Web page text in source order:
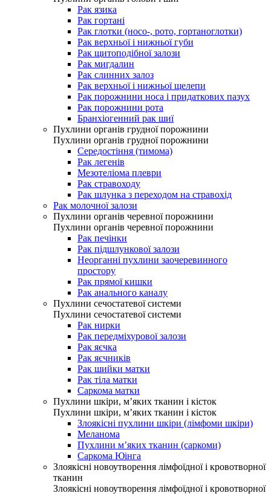
Рак язика
Рак гортані
Рак глотки (носо-, рото, гортаноглотки)
Рак верхньої і нижньої губи
Рак щитоподібної залози
Рак мигдалин
Рак слинних залоз
Рак верхньої і нижньої щелепи
Рак порожнини носа і придаткових пазух
Рак порожнини рота
Бранхіогенний рак шиї
Пухлини органів грудної порожнини
Пухлини органів грудної порожнини
Середостіння (тимома)
Рак легенів
Мезотеліома плеври
Рак стравоходу
Рак шлунка з переходом на стравохід
Рак молочної залози
Пухлини органів черевної порожнини
Пухлини органів черевної порожнини
Рак печінки
Рак підшлункової залози
Неорганні пухлини заочеревинного
простору
Рак прямої кишки
Рак анального каналу
Пухлини сечостатевої системи
Пухлини сечостатевої системи
Рак нирки
Рак передміхурової залози
Рак яєчка
Рак яєчників
Рак шийки матки
Рак тіла матки
Саркома матки
Пухлини шкіри, м’яких тканин і кісток
Пухлини шкіри, м’яких тканин і кісток
Злоякісні пухлини шкіри (лімфоми шкіри)
Меланома
Пухлини м’яких тканин (саркоми)
Саркома Юінга
Злоякісні новоутворення лімфоїдної і кровотворної
тканин
Злоякісні новоутворення лімфоїдної і кровотворної